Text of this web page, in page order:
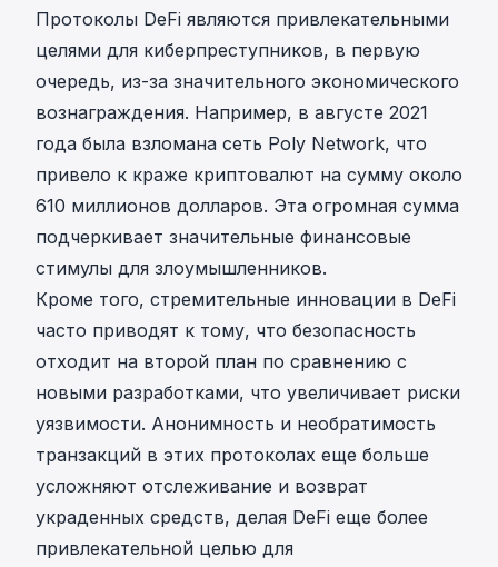
Протоколы DeFi являются привлекательными
целями для киберпреступников, в первую
очередь, из-за значительного экономического
вознаграждения. Например, в августе 2021
года была взломана сеть Poly Network, что
привело к краже криптовалют на сумму около
610 миллионов долларов. Эта огромная сумма
подчеркивает значительные финансовые
стимулы для злоумышленников.
Кроме того, стремительные инновации в DeFi
часто приводят к тому, что безопасность
отходит на второй план по сравнению с
новыми разработками, что увеличивает риски
уязвимости. Анонимность и необратимость
транзакций в этих протоколах еще больше
усложняют отслеживание и возврат
украденных средств, делая DeFi еще более
привлекательной целью для